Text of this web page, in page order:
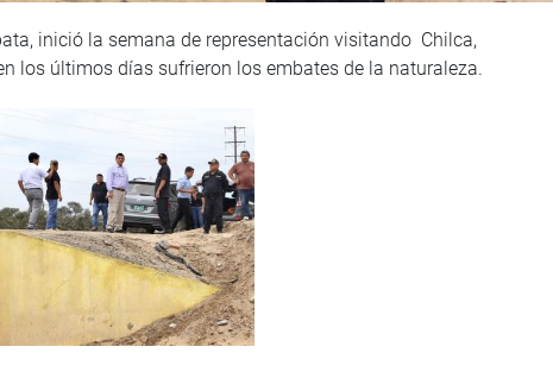
inició la semana de representación visitando Chilca,
los últimos días sufrieron los embates de la naturaleza.